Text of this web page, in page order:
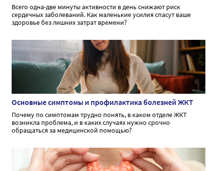
Всего одна-две минуты активности в день снижают риск
сердечных заболеваний. Как маленькие усилия спасут ваше
здоровье без лишних затрат времени?
Основные симптомы и профилактика болезней ЖКТ
Почему по симптомам трудно понять, в каком отделе ЖКТ
возникла проблема, и в каких случаях нужно срочно
обращаться за медицинской помощью?